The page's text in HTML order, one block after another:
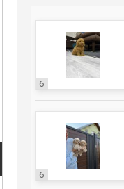
6
6